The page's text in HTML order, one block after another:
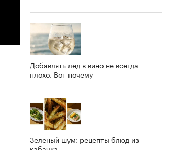
Добавлять лед в вино не всегда
плохо. Вот почему
Зеленый шум: рецепты блюд из